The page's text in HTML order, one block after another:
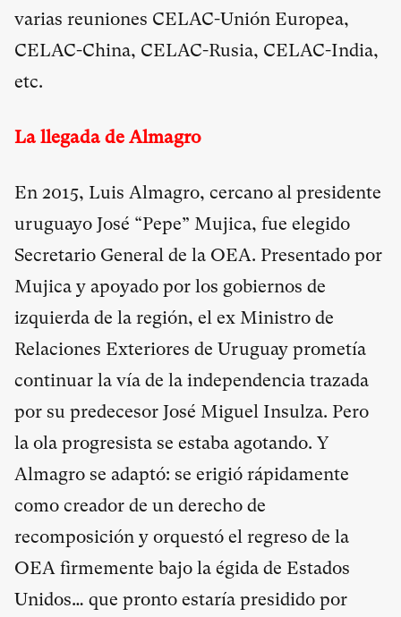
varias reuniones CELAC-Unión Europea,
CELAC-China, CELAC-Rusia, CELAC-India,
etc.
La llegada de Almagro
En 2015, Luis Almagro, cercano al presidente
uruguayo José “Pepe” Mujica, fue elegido
Secretario General de la OEA. Presentado por
Mujica y apoyado por los gobiernos de
izquierda de la región, el ex Ministro de
Relaciones Exteriores de Uruguay prometía
continuar la vía de la independencia trazada
por su predecesor José Miguel Insulza. Pero
la ola progresista se estaba agotando. Y
Almagro se adaptó: se erigió rápidamente
como creador de un derecho de
recomposición y orquestó el regreso de la
OEA firmemente bajo la égida de Estados
Unidos… que pronto estaría presidido por